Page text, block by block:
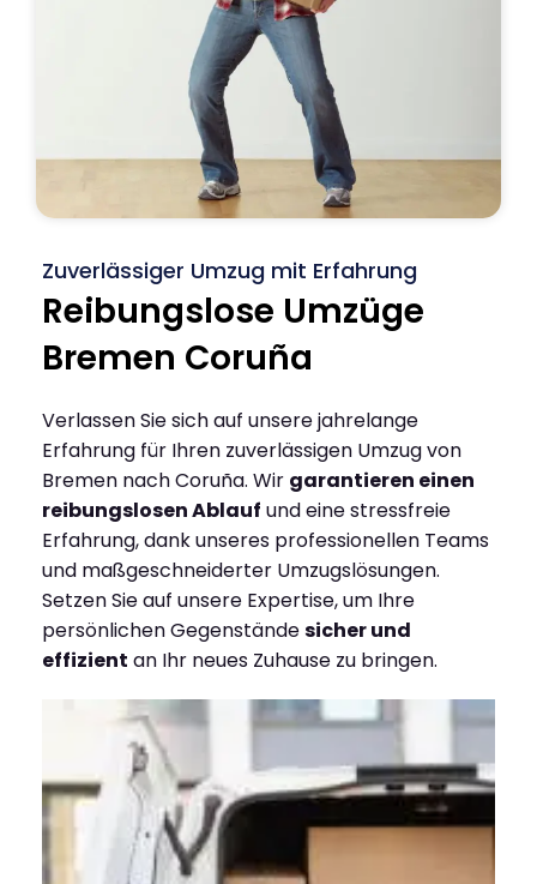
Zuverlässiger Umzug mit Erfahrung
Reibungslose Umzüge
Bremen Coruña
Verlassen Sie sich auf unsere jahrelange
Erfahrung für Ihren zuverlässigen Umzug von
Bremen nach Coruña. Wir garantieren einen
reibungslosen Ablauf und eine stressfreie
Erfahrung, dank unseres professionellen Teams
und maßgeschneiderter Umzugslösungen.
Setzen Sie auf unsere Expertise, um Ihre
persönlichen Gegenständesicher und
effizient an Ihr neues Zuhause zu bringen.